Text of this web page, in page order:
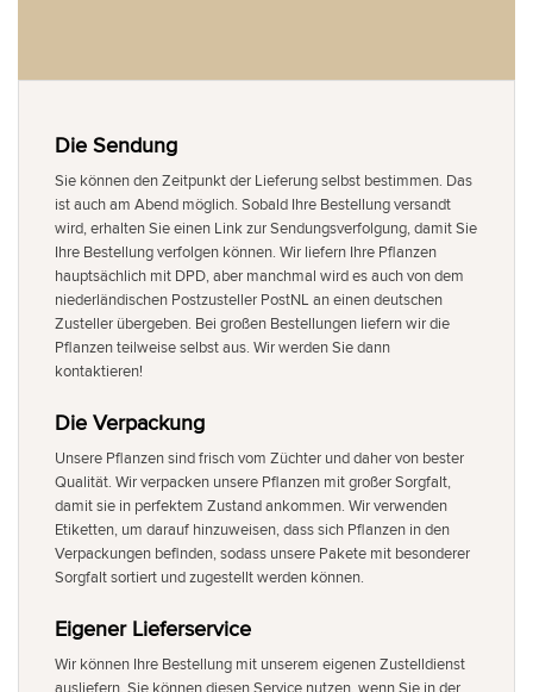
Die Sendung
Sie können den Zeitpunkt der Lieferung selbst bestimmen. Das
ist auch am Abend möglich. Sobald Ihre Bestellung versandt
wird, erhalten Sie einen Link zur Sendungsverfolgung, damit Sie
Ihre Bestellung verfolgen können. Wir liefern Ihre Pflanzen
hauptsächlich mit DPD, aber manchmal wird es auch von dem
niederländischen Postzusteller PostNL an einen deutschen
Zusteller übergeben. Bei großen Bestellungen liefern wir die
Pflanzen teilweise selbst aus. Wir werden Sie dann
kontaktieren!
Die Verpackung
Unsere Pflanzen sind frisch vom Züchter und daher von bester
Qualität. Wir verpacken unsere Pflanzen mit großer Sorgfalt,
damit sie in perfektem Zustand ankommen. Wir verwenden
Etiketten, um darauf hinzuweisen, dass sich Pflanzen in den
Verpackungen befinden, sodass unsere Pakete mit besonderer
Sorgfalt sortiert und zugestellt werden können.
Eigener Lieferservice
Wir können Ihre Bestellung mit unserem eigenen Zustelldienst
ausliefern. Sie können diesen Service nutzen, wenn Sie in der